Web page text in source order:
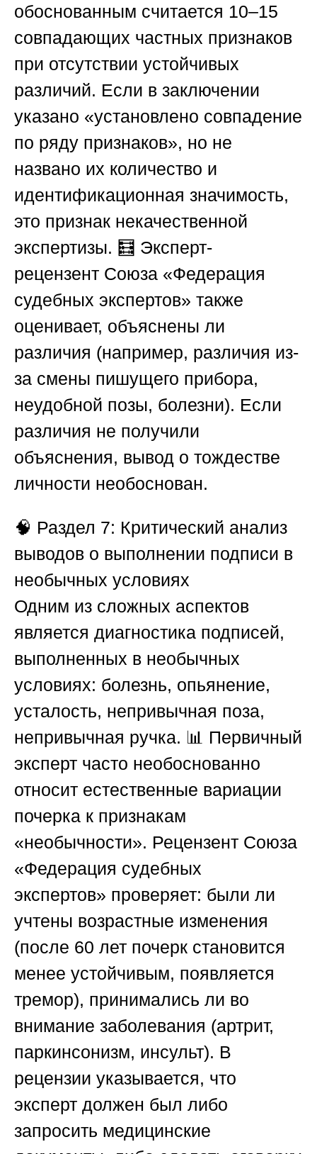
обоснованным считается 10–15
совпадающих частных признаков
при отсутствии устойчивых
различий. Если в заключении
указано «установлено совпадение
по ряду признаков», но не
названо их количество и
идентификационная значимость,
это признак некачественной
экспертизы. 🧮 Эксперт-
рецензент Союза «Федерация
судебных экспертов» также
оценивает, объяснены ли
различия (например, различия из-
за смены пишущего прибора,
неудобной позы, болезни). Если
различия не получили
объяснения, вывод о тождестве
личности необоснован.
🧠 Раздел 7: Критический анализ
выводов о выполнении подписи в
необычных условиях
Одним из сложных аспектов
является диагностика подписей,
выполненных в необычных
условиях: болезнь, опьянение,
усталость, непривычная поза,
непривычная ручка. 📊 Первичный
эксперт часто необоснованно
относит естественные вариации
почерка к признакам
«необычности». Рецензент Союза
«Федерация судебных
экспертов» проверяет: были ли
учтены возрастные изменения
(после 60 лет почерк становится
менее устойчивым, появляется
тремор), принимались ли во
внимание заболевания (артрит,
паркинсонизм, инсульт). В
рецензии указывается, что
эксперт должен был либо
запросить медицинские